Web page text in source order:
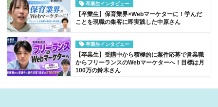
卒業生インタビュー
【卒業生】保育業界×Webマーケターに！学んだ
ことを現職の集客に即実践した中原さん
卒業生インタビュー
【卒業生】受講中から積極的に案件応募で営業職
からフリーランスのWebマーケターへ！目標は月
100万の鈴木さん